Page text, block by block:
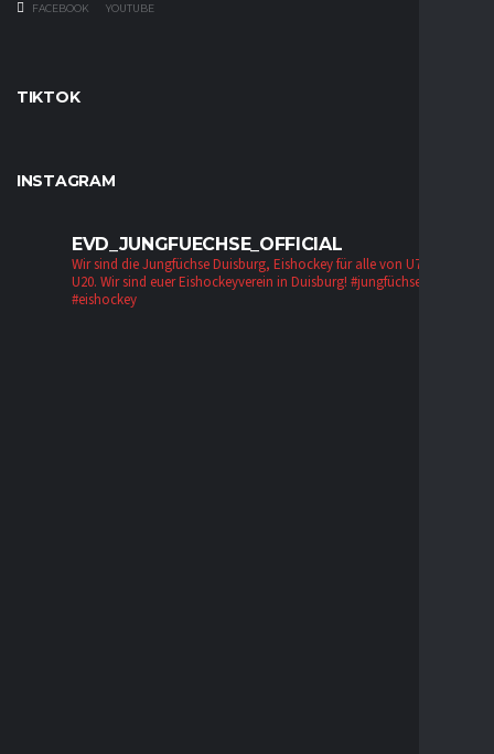
FACEBOOK YOUTUBE
TIKTOK
INSTAGRAM
EVD_JUNGFUECHSE_OFFICIAL
Wir sind die Jungfüchse Duisburg, Eishockey für alle von U7 bis zur
U20. Wir sind euer Eishockeyverein in Duisburg! #jungfüchse #evd
#eishockey